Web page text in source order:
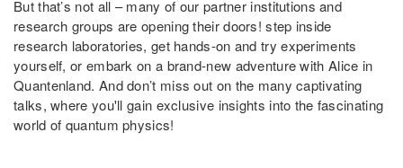
But that’s not all – many of our partner institutions and
research groups are opening their doors! step inside
research laboratories, get hands-on and try experiments
yourself, or embark on a brand-new adventure with Alice in
Quantenland. And don’t miss out on the many captivating
talks, where you'll gain exclusive insights into the fascinating
world of quantum physics!